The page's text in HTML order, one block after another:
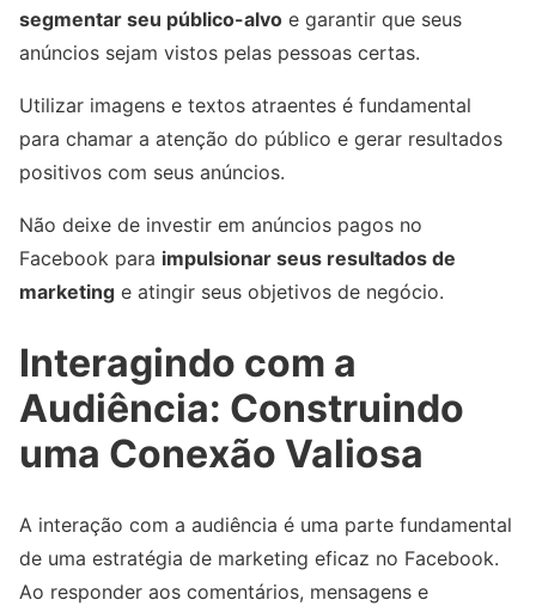
segmentar seu público-alvo e garantir que seus
anúncios sejam vistos pelas pessoas certas.
Utilizar imagens e textos atraentes é fundamental
para chamar a atenção do público e gerar resultados
positivos com seus anúncios.
Não deixe de investir em anúncios pagos no
Facebook para impulsionar seus resultados de
marketing e atingir seus objetivos de negócio.
Interagindo com a
Audiência: Construindo
uma Conexão Valiosa
A interação com a audiência é uma parte fundamental
de uma estratégia de marketing eficaz no Facebook.
Ao responder aos comentários, mensagens e